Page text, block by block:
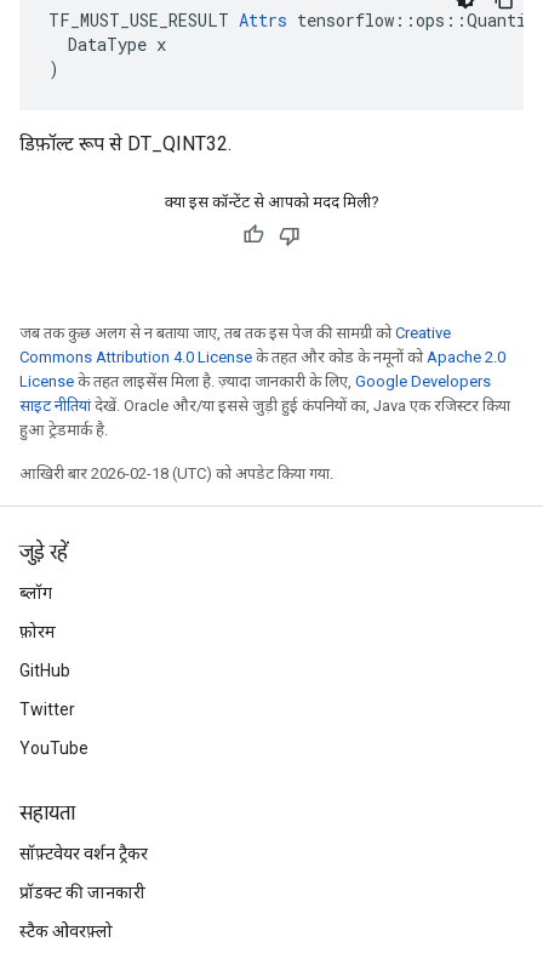
TF_MUST_USE_RESULT Attrs
  DataType x
)
डिफ़ॉल्ट रूप से DT_QINT32.
क्या इस कॉन्टेंट से आपको मदद मिली?
जब तक कुछ अलग से न बताया जाए, तब तक इस पेज की सामग्री कोCreative
Commons Attribution 4.0 License के तहत और कोड के नमूनों कोApache 2.0
License के तहत लाइसेंस मिला है. ज़्यादा जानकारी के लिए, Google Developers
साइट नीतियांदेखें. Oracle और/या इससे जुड़ी हुई कंपनियों का, Java एक रजिस्टर किया
हुआ ट्रेडमार्क है.
आखिरी बार 2026-02-18 (UTC) को अपडेट किया गया.
जुड़े रहें
ब्लॉग
फ़ोरम
GitHub
Twitter
YouTube
सहायता
सॉफ़्टवेयर वर्शन ट्रैकर
प्रॉडक्ट की जानकारी
स्टैक ओवरफ़्लो